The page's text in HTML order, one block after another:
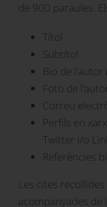
de 900 paraules.
Títol
Subtítol
Bio de
Foto de
Correu
Perfils en
Twitter i/o
Referències
Les cites
acompanyades de